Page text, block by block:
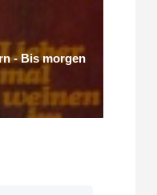
- Bis morgen